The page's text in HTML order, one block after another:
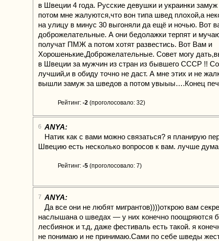
в Швеции 4 года. Русские девушки и украинки
потом мне жалуются,что вон типа швед плохой,а
на улицу в минус 30 выгоняли да ещё и ночью. Вот
доброжелательные. А они бедолажки терпят и
получат ПМЖ а потом хотят развестись. Вот Вам и
Хорошенькие,Доброжелательные. Совет могу
в Швеции за мужчин из стран из бывшего СССР !!
лучший,и в обиду точно не даст. А мне этих и не
вышли замуж за шведов а потом увыыы….Конец
Рейтинг: -2 (проголосовало: 32)
6 ANYA:
Натик как с вами можно связаться? я планирую
Швецию есть несколько вопросов к вам. лучше
Рейтинг: -5 (проголосовало: 7)
7 ANYA:
Да все они не любят мигрантов))))открою вам
наслышана о шведах — у них конечно поощряются
лесбиянок и т.д, даже фестиваль есть такой. я
не понимаю и не принимаю.Сами по себе шведы